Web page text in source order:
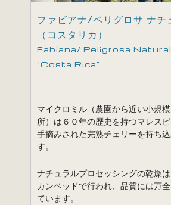
ファビアナ/ペリグロサ ナチ
（コスタリカ）
Fabiana/ Peligrosa Natural
”Costa Rica”
マイクロミル（農園から近い小規
所）は６０年の歴史を持つマレス
手摘みされた完熟チェリーを持ち込
す。
ナチュラルプロセッシングの乾燥
カンベッドで行われ、品質には万
ています。